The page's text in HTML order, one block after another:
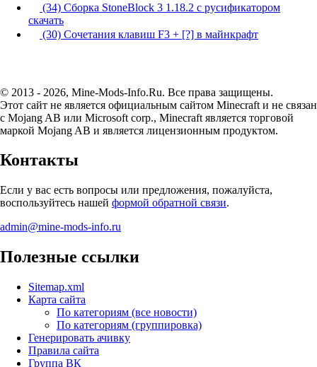
(34) Сборка StoneBlock 3 1.18.2 с русификатором
скачать
(30) Сочетания клавиш F3 + [?] в майнкрафт
© 2013 - 2026, Mine-Mods-Info.Ru. Все права защищены.
Этот сайт не является официальным сайтом Minecraft и не связан
с Mojang AB или Microsoft corp., Minecraft является торговой
маркой Mojang AB и является лицензионным продуктом.
Контакты
Если у вас есть вопросы или предложения, пожалуйста,
воспользуйтесь нашей формой обратной связи.
admin@mine-mods-info.ru
Полезные ссылки
Sitemap.xml
Карта сайта
По категориям (все новости)
По категориям (группировка)
Генерировать ачивку
Правила сайта
Группа ВК